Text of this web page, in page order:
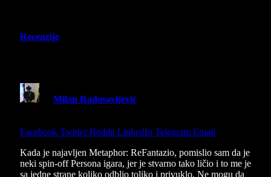
Recenzije
Milan Radosavljević
Facebook Twitter Reddit LinkedIn Telegram Email
Kada je najavljen Metaphor: ReFantazio, pomislio sam da je
neki spin-off Persona igara, jer je stvarno tako ličio i to me je
sa jedne strane koliko odblio toliko i privuklo. Ne mogu da